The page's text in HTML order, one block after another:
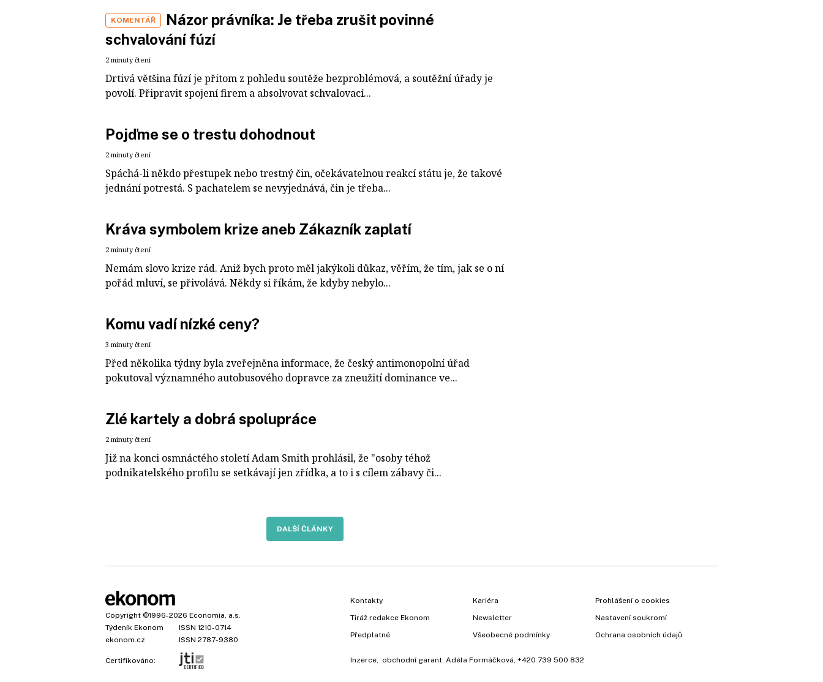
KOMENTÁŘ
Názor právníka: Je třeba zrušit povinné
schvalování fúzí
2 minuty čtení
Drtivá většina fúzí je přitom z pohledu soutěže bezproblémová, a soutěžní úřady je
povolí. Připravit spojení firem a absolvovat schvalovací...
Pojďme se o trestu dohodnout
2 minuty čtení
Spáchá-li někdo přestupek nebo trestný čin, očekávatelnou reakcí státu je, že takové
jednání potrestá. S pachatelem se nevyjednává, čin je třeba...
Kráva symbolem krize aneb Zákazník zaplatí
2 minuty čtení
Nemám slovo krize rád. Aniž bych proto měl jakýkoli důkaz, věřím, že tím, jak se o ní
pořád mluví, se přivolává. Někdy si říkám, že kdyby nebylo...
Komu vadí nízké ceny?
3 minuty čtení
Před několika týdny byla zveřejněna informace, že český antimonopolní úřad
pokutoval významného autobusového dopravce za zneužití dominance ve...
Zlé kartely a dobrá spolupráce
2 minuty čtení
Již na konci osmnáctého století Adam Smith prohlásil, že "osoby téhož
podnikatelského profilu se setkávají jen zřídka, a to i s cílem zábavy či...
DALŠÍ ČLÁNKY
Copyright ©1996-2026 Economia, a.s.
Týdeník Ekonom
ISSN 1210-0714
ekonom.cz
ISSN 2787-9380
Certifikováno:
Kontakty
Tiráž redakce Ekonom
Předplatné
Kariéra
Newsletter
Všeobecné podmínky
Prohlášení o cookies
Nastavení soukromí
Ochrana osobních údajů
Inzerce , obchodní garant: Adéla Formáčková +420 739 500 832